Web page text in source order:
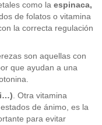
como la espinaca,
de folatos o vitamina
la correcta regulación
son aquellas con
que ayudan a una
. Otra vitamina
de ánimo, es la
para evitar